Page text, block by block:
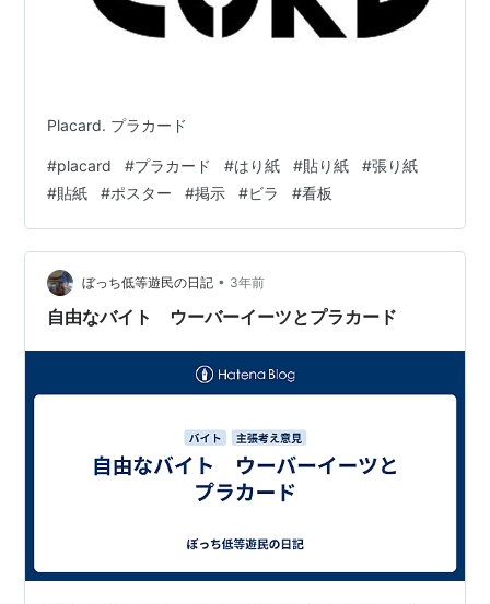
Placard. プラカード
#placard #プラカード #はり紙 #貼り紙 #張り紙
#貼紙 #ポスター #掲示 #ビラ #看板
ぼっち低等遊民の日記 • 3年前
自由なバイト ウーバーイーツとプラカード